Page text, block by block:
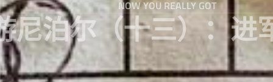
NOW YOU REALLY GOT
尼泊尔（十三）：进